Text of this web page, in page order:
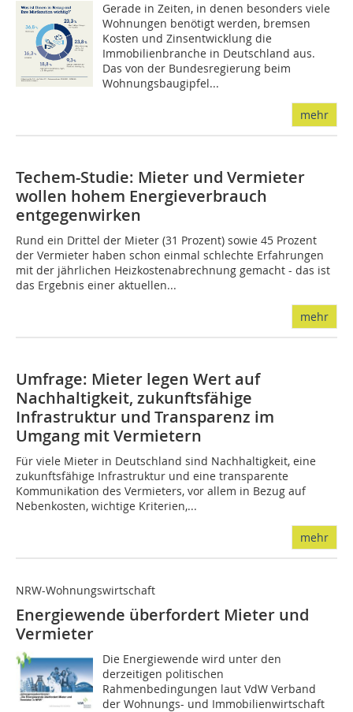
Gerade in Zeiten, in denen besonders viele
Wohnungen benötigt werden, bremsen
Kosten und Zinsentwicklung die
Immobilienbranche in Deutschland aus.
Das von der Bundesregierung beim
Wohnungsbaugipfel...
mehr
Techem-Studie: Mieter und Vermieter
wollen hohem Energieverbrauch
entgegenwirken
Rund ein Drittel der Mieter (31 Prozent) sowie 45 Prozent
der Vermieter haben schon einmal schlechte Erfahrungen
mit der jährlichen Heizkostenabrechnung gemacht - das ist
das Ergebnis einer aktuellen...
mehr
Umfrage: Mieter legen Wert auf
Nachhaltigkeit, zukunftsfähige
Infrastruktur und Transparenz im
Umgang mit Vermietern
Für viele Mieter in Deutschland sind Nachhaltigkeit, eine
zukunftsfähige Infrastruktur und eine transparente
Kommunikation des Vermieters, vor allem in Bezug auf
Nebenkosten, wichtige Kriterien,...
mehr
NRW-Wohnungswirtschaft
Energiewende überfordert Mieter und
Vermieter
Die Energiewende wird unter den
derzeitigen politischen
Rahmenbedingungen laut VdW Verband
der Wohnungs- und Immobilienwirtschaft